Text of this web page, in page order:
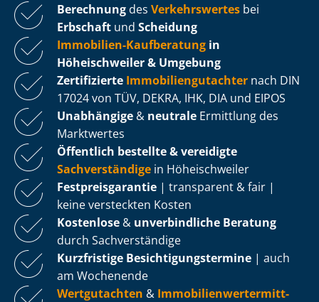
Berechnung des Verkehrswertes bei
Erbschaft und Scheidung
Immobilien-Kaufberatung in
Höheischweiler & Umgebung
Zertifizierte Im­mo­bi­li­en­gut­ach­ter nach DIN
17024 von TÜV, DEKRA, IHK, DIA und EIPOS
Unabhängige & neutrale Ermittlung des
Marktwertes
Öffentlich bestellte & vereidigte
Sachverständige in Höheischweiler
Fest­preis­ga­ran­tie | transparent & fair |
keine versteckten Kosten
Kostenlose & unverbindliche Beratung
durch Sachverständige
Kurzfristige Be­sich­ti­gungs­ter­mi­ne | auch
am Wochenende
Wertgutachten & Im­mo­bi­li­en­wert­ermitt­